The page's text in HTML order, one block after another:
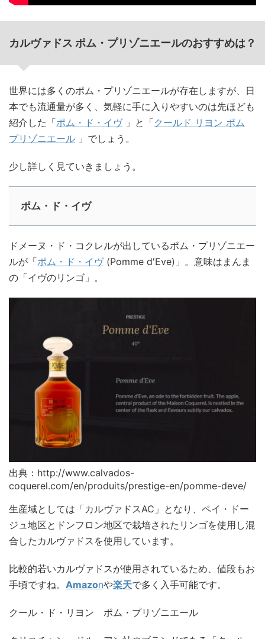
カルヴァドス ポム・プリゾニエールのおすすめは？
世界には多くのポム・プリゾニエールが存在しますが、日
本でも流通量が多く、気軽に手に入りやすいのは先ほども
紹介した「ポム・ド・イヴ」と「クールド リヨン ポム
プリゾニエール 」でしょう。
少し詳しく見ていきましょう。
ポム・ド・イヴ
ドメーヌ・ド・コクレルが出しているポム・プリゾニエー
ルが「ポム・ド・イヴ(Pomme d'Eve)」。意味はまんま
の「イヴのリンゴ」。
出典：http://www.calvados-
coquerel.com/en/produits/prestige-en/pomme-deve/
生産域としては「カルヴァドスAC」となり、ペイ・ドー
ジュ地区とドンフロン地区で栽培されたリンゴを使用し混
合したカルヴァドスを使用しています。
比較的若いカルヴァドスが使用されているため、値段もお
手頃ですね。 Amazonや楽天で多く入手可能です。
クール・ド・リヨン ポム・プリゾニエール